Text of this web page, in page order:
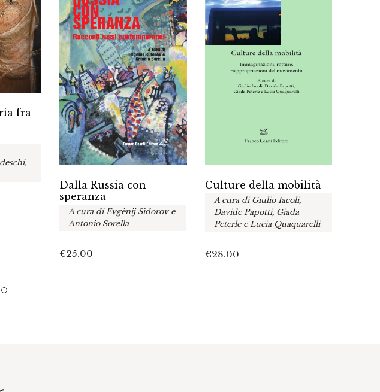
fra
Dalla Russia con
speranza
A cura di Evgènij Sìdorov e
Antonio Sorella
€25.00
Culture della mobilità
A cura di Giulio Iacoli,
Davide Papotti, Giada
Peterle e Lucia Quaquarelli
€28.00